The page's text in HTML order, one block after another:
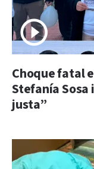
Choque fatal
Stefanía Sosa
justa”